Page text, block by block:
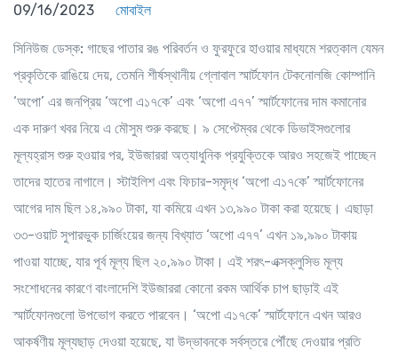
09/16/2023 মোবাইল
সিনিউজ ডেস্ক: গাছের পাতার রঙ পরিবর্তন ও ফুরফুরে হাওয়ার মাধ্যমে শরত্কাল যেমন
প্রকৃতিকে রাঙিয়ে দেয়, তেমনি শীর্ষস্থানীয় গ্লোবাল স্মার্টফোন টেকনোলজি কোম্পানি
‘অপো’ এর জনপ্রিয় ‘অপো এ১৭কে’ এবং ‘অপো এ৭৭’ স্মার্টফোনের দাম কমানোর
এক দারুণ খবর নিয়ে এ মৌসুম শুরু করছে। ৯ সেপ্টেম্বর থেকে ডিভাইসগুলোর
মূল্যহ্রাস শুরু হওয়ার পর, ইউজাররা অত্যাধুনিক প্রযুক্তিকে আরও সহজেই পাচ্ছেন
তাদের হাতের নাগালে। স্টাইলিশ এবং ফিচার-সমৃদ্ধ ‘অপো এ১৭কে’ স্মার্টফোনের
আগের দাম ছিল ১৪,৯৯০ টাকা, যা কমিয়ে এখন ১৩,৯৯০ টাকা করা হয়েছে। এছাড়া
৩৩-ওয়াট সুপারভুক চার্জিংয়ের জন্য বিখ্যাত ‘অপো এ৭৭’ এখন ১৯,৯৯০ টাকায়
পাওয়া যাচ্ছে, যার পূর্ব মূল্য ছিল ২০,৯৯০ টাকা। এই শরৎ-এক্সক্লুসিভ মূল্য
সংশোধনের কারণে বাংলাদেশি ইউজাররা কোনো রকম আর্থিক চাপ ছাড়াই এই
স্মার্টফোনগুলো উপভোগ করতে পারবেন। ‘অপো এ১৭কে’ স্মার্টফোনে এখন আরও
আকর্ষণীয় মূল্যছাড় দেওয়া হয়েছে, যা উদ্ভাবনকে সর্বস্তরে পৌঁছে দেওয়ার প্রতি